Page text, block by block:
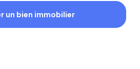
un bien immobilier